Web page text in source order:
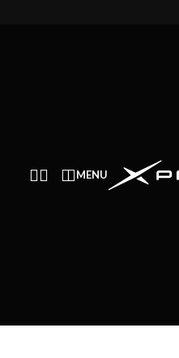
MENU